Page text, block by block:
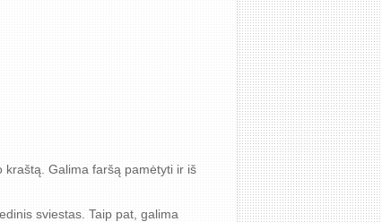
kraštą. Galima faršą pamėtyti ir iš
sviestas. Taip pat, galima